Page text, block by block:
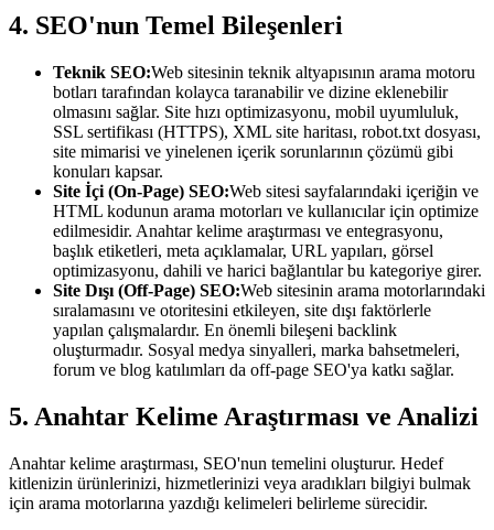
4. SEO'nun Temel Bileşenleri
Teknik SEO:Web sitesinin teknik altyapısının arama motoru
botları tarafından kolayca taranabilir ve dizine eklenebilir
olmasını sağlar. Site hızı optimizasyonu, mobil uyumluluk,
SSL sertifikası (HTTPS), XML site haritası, robot.txt dosyası,
site mimarisi ve yinelenen içerik sorunlarının çözümü gibi
konuları kapsar.
Site İçi (On-Page) SEO:Web sitesi sayfalarındaki içeriğin ve
HTML kodunun arama motorları ve kullanıcılar için optimize
edilmesidir. Anahtar kelime araştırması ve entegrasyonu,
başlık etiketleri, meta açıklamalar, URL yapıları, görsel
optimizasyonu, dahili ve harici bağlantılar bu kategoriye girer.
Site Dışı (Off-Page) SEO:Web sitesinin arama motorlarındaki
sıralamasını ve otoritesini etkileyen, site dışı faktörlerle
yapılan çalışmalardır. En önemli bileşeni backlink
oluşturmadır. Sosyal medya sinyalleri, marka bahsetmeleri,
forum ve blog katılımları da off-page SEO'ya katkı sağlar.
5. Anahtar Kelime Araştırması ve Analizi
Anahtar kelime araştırması, SEO'nun temelini oluşturur. Hedef
kitlenizin ürünlerinizi, hizmetlerinizi veya aradıkları bilgiyi bulmak
için arama motorlarına yazdığı kelimeleri belirleme sürecidir.